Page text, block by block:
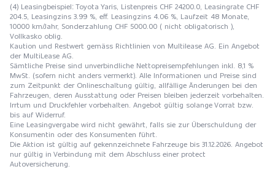
(4) Leasingbeispiel: Toyota Yaris, Listenpreis CHF 24200.0, Leasingrate CHF
204.5, Leasingzins 3.99 %, eff. Leasingzins 4.06 %, Laufzeit 48 Monate,
10000 km/Jahr, Sonderzahlung CHF 5000.00 ( nicht obligatorisch ),
Vollkasko oblig.
Kaution und Restwert gemäss Richtlinien von Multilease AG. Ein Angebot
der MultiLease AG.
Sämtliche Preise sind unverbindliche Nettopreisempfehlungen inkl. 8,1 %
MwSt. (sofern nicht anders vermerkt). Alle Informationen und Preise sind
zum Zeitpunkt der Onlineschaltung gültig, allfällige Änderungen bei den
Fahrzeugen, deren Ausstattung oder Preisen bleiben jederzeit vorbehalten.
Irrtum und Druckfehler vorbehalten. Angebot gültig solange Vorrat bzw.
bis auf Widerruf.
Eine Leasingvergabe wird nicht gewährt, falls sie zur Überschuldung der
Konsumentin oder des Konsumenten führt.
Die Aktion ist gültig auf gekennzeichnete Fahrzeuge bis 31.12.2026. Angebot
nur gültig in Verbindung mit dem Abschluss einer protect
Autoversicherung.